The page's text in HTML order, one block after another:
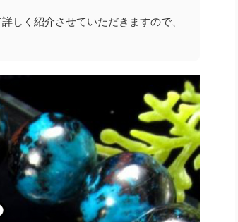
しく紹介させていただきますので、